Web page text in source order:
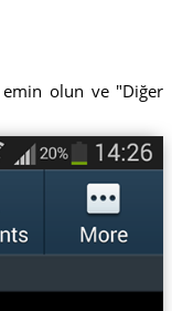
emin olun ve "Diğer